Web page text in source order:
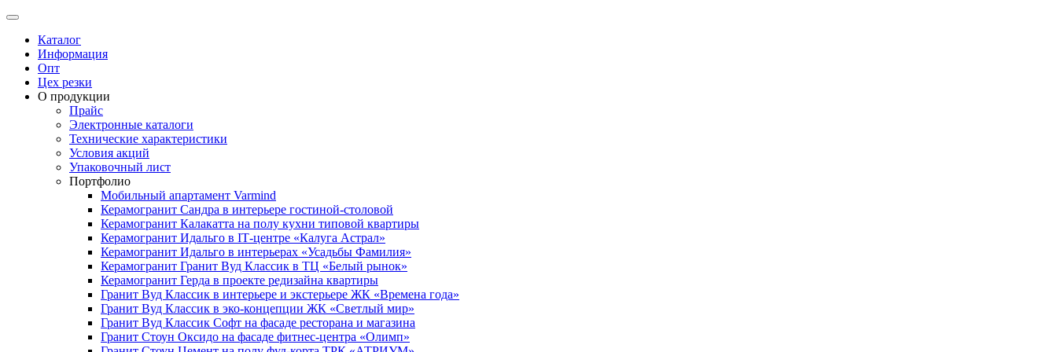
Каталог
Информация
Опт
Цех резки
О продукции
Прайс
Электронные каталоги
Технические характеристики
Условия акций
Упаковочный лист
Портфолио
Мобильный апартамент Varmind
Керамогранит Сандра в интерьере гостиной-столовой
Керамогранит Калакатта на полу кухни типовой квартиры
Керамогранит Идальго в IТ-центре «Калуга Астрал»
Керамогранит Идальго в интерьерах «Усадьбы Фамилия»
Керамогранит Гранит Вуд Классик в ТЦ «Белый рынок»
Керамогранит Герда в проекте редизайна квартиры
Гранит Вуд Классик в интерьере и экстерьере ЖК «Времена года»
Гранит Вуд Классик в эко-концепции ЖК «Светлый мир»
Гранит Вуд Классик Софт на фасаде ресторана и магазина
Гранит Стоун Оксидо на фасаде фитнес-центра «Олимп»